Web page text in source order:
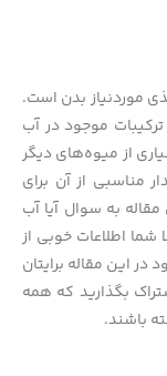
موردنیاز بدن است.
موجود در آب
از میوه‌های دیگر
مناسبی از آن برای
به سوال آیا آب
اطلاعات خوبی از
این مقاله برایتان
بگذارید که همه
باشند.